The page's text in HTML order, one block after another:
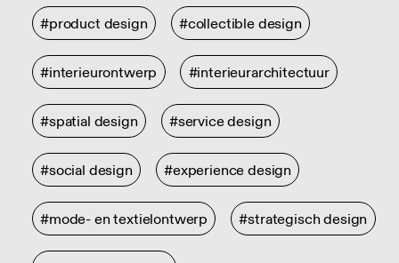
#product design #collectible design
#interieurontwerp #interieurarchitectuur
#spatial design #service design
#social design #experience design
#mode- en textielontwerp #strategisch design